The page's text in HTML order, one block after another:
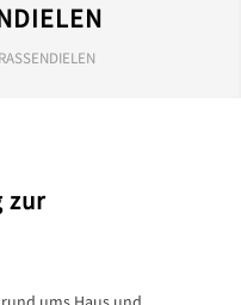
zur